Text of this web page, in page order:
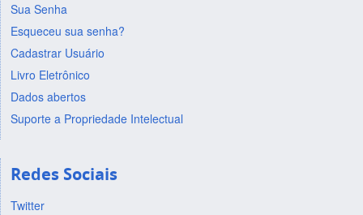
Sua Senha
Esqueceu sua senha?
Cadastrar Usuário
Livro Eletrônico
Dados abertos
Suporte a Propriedade Intelectual
Redes Sociais
Twitter